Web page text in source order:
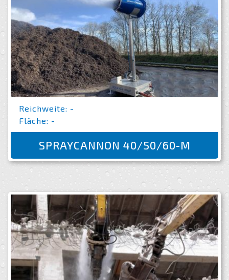
Reichweite: -
Fläche: -
SPRAYCANNON 40/50/60-M